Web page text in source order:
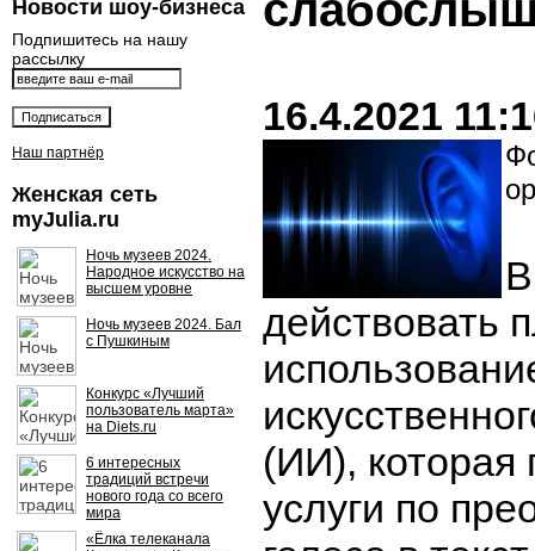
Новости шоу-бизнеса
Подпишитесь на нашу
рассылку
Наш партнёр
Женская сеть
myJulia.ru
Ночь музеев 2024.
Народное искусство на
высшем уровне
Ночь музеев 2024. Бал
с Пушкиным
Конкурс «Лучший
пользователь марта»
на Diets.ru
6 интересных
традиций встречи
нового года со всего
мира
«Ёлка телеканала
16.4.2021
действовать
(ИИ), которая
услуги по